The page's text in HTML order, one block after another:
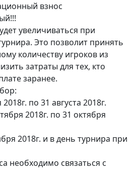
взнос
увеличиваться при
Это позволит принять
количеству игроков из
затраты для тех, кто
заранее.
по 31 августа 2018г.
2018г. по 31 октября
2018г. и в день турнира при
необходимо связаться с